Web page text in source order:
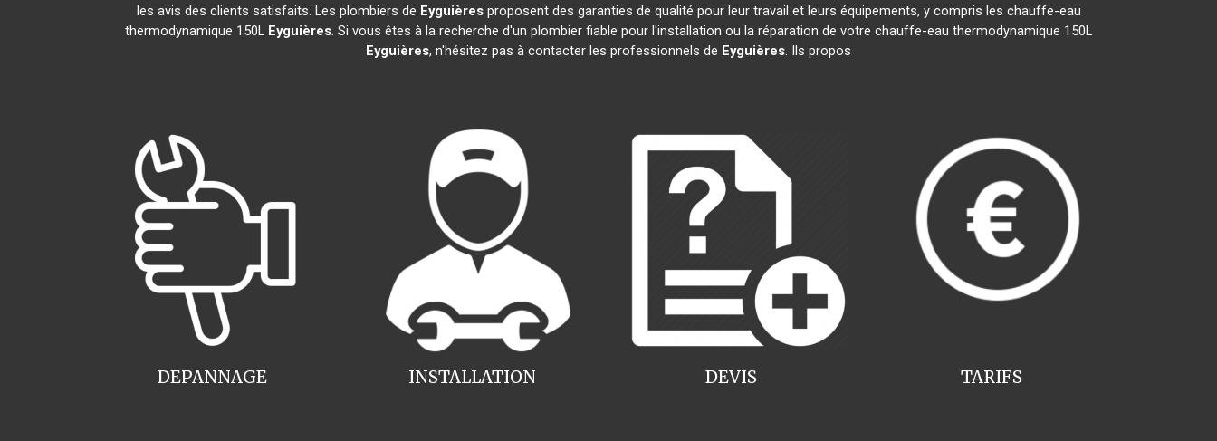
les avis des clients satisfaits. Les plombiers de Eyguièresproposent des garanties de qualité pour leur travail et leurs équipements, y compris les chauffe-eau
thermodynamique 150L Eyguières. Si vous êtes à la recherche d'un plombier fiable pour l'installation ou la réparation de votre chauffe-eau thermodynamique 150L
Eyguières, n'hésitez pas à contacter les professionnels de Eyguières. Ils propos
INSTALLATION
DEPANNAGE TARIFS
DEVIS